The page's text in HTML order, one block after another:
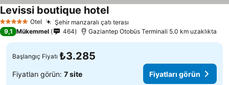
5 Yıldız Otel Şehir manzaralı çatı terası
Levissi boutique hotelFiyatları görün
9,1 Mükemmel 464 Gaziantep Otobüs Terminali 5.0 km uzaklıkta
Başlangıç Fiyatı ₺3.285
Fiyatları görün: 7 site Fiyatları görün